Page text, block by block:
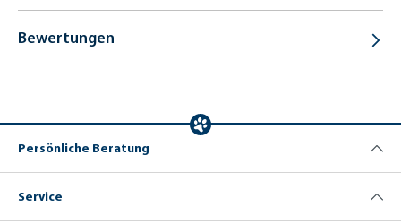
Bewertungen
Persönliche Beratung
Service